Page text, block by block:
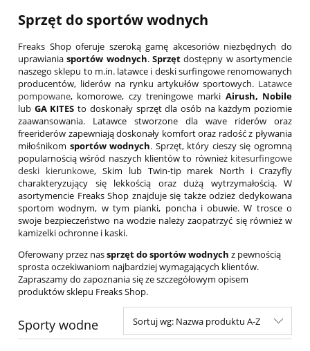
Sprzęt do sportów wodnych
Freaks Shop oferuje szeroką gamę akcesoriów niezbędnych do
uprawianiasportów wodnych.Sprzęt dostępny w asortymencie
naszego sklepu to m.in. latawce i deski surfingowe renomowanych
producentów, liderów na rynku artykułów sportowych. Latawce
pompowane, komorowe, czy treningowe marki Airush, Nobile
lub GA KITES to doskonały sprzęt dla osób na każdym poziomie
zaawansowania. Latawce stworzone dla wave riderów oraz
freeriderów zapewniają doskonały komfort oraz radość z pływania
miłośnikom sportów wodnych. Sprzęt, który cieszy się ogromną
popularnością wśród naszych klientów to również kitesurfingowe
deski kierunkowe, Skim lub Twin-tip marek North i Crazyfly
charakteryzujący się lekkością oraz dużą wytrzymałością. W
asortymencie Freaks Shop znajduje się także odzież dedykowana
sportom wodnym, w tym pianki, poncha i obuwie. W trosce o
swoje bezpieczeństwo na wodzie należy zaopatrzyć się również w
kamizelki ochronne i kaski.
Oferowany przez nassprzęt do sportów wodnych z pewnością
sprosta oczekiwaniom najbardziej wymagających klientów.
Zapraszamy do zapoznania się ze szczegółowym opisem
produktów sklepu Freaks Shop.
Sporty wodne Sortuj wg: Nazwa produktu A-Z